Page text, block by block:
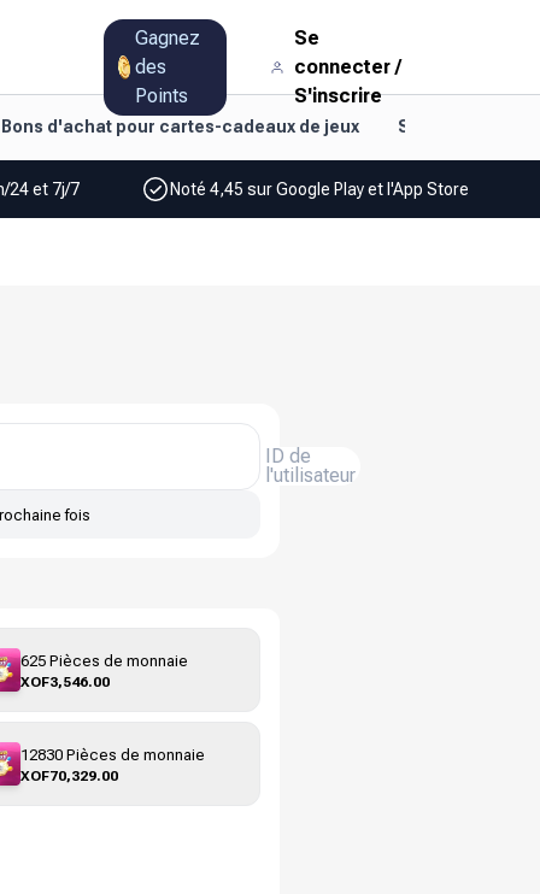
Gagnez
des
Points
Se
connecter/
S'inscrire
Bons d'achat pour cartes-cadeaux de jeux Style de vie et
24 et 7j/7 Noté 4,45 sur Google Play et l'App Store
ID de
l'utilisateur
fois
625 Pièces de monnaie
XOF3,546.00
12830 Pièces de monnaie
XOF70,329.00